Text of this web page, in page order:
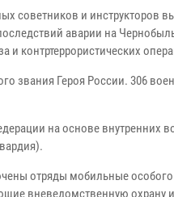
советников и инструкторов
аварии на
контртеррористических
звания Героя России. 306
на основе внутренних
отряды мобильные
вневедомственную охрану